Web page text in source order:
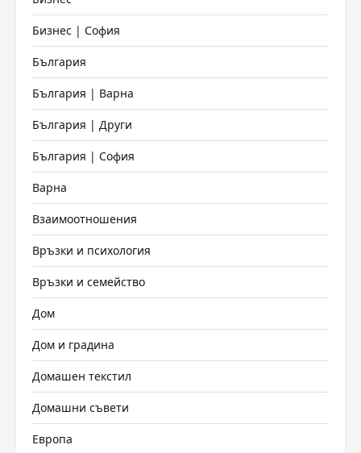
Бизнес | София
България
България | Варна
България | Други
България | София
Варна
Взаимоотношения
Връзки и психология
Връзки и семейство
Дом
Дом и градина
Домашен текстил
Домашни съвети
Европа